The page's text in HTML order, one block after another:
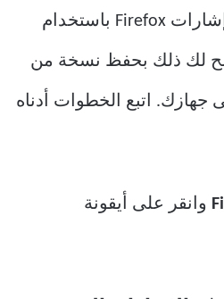
يمكنك بسهولة تصدير إشارات Firefox باستخدام
لك ذلك بحفظ نسخة من
جهازك. اتبع الخطوات أدناه
وانقر على أيقونة